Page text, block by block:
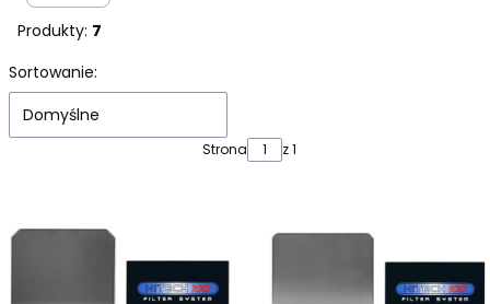
Produkty: 7
Lista produktów
Sortowanie:
Domyślne
Strona z 1